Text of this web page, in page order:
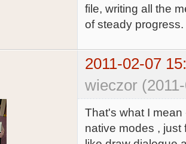
file, writing all the
of steady progress.
2011-02-07
wieczor
That's what I
native modes , just